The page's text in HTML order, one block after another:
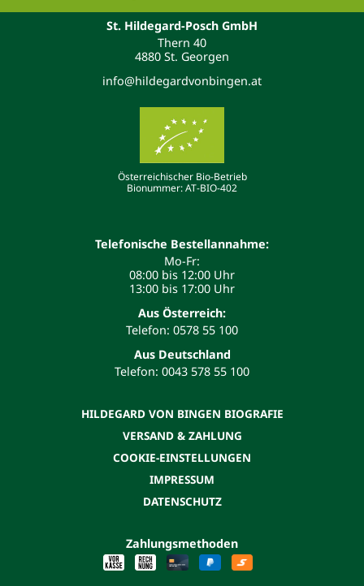
St. Hildegard-Posch GmbH
Thern 40
4880 St. Georgen
info@hildegardvonbingen.at
Österreichischer Bio-Betrieb
Bionummer: AT-BIO-402
Telefonische Bestellannahme:
Mo-Fr:
08:00 bis 12:00 Uhr
13:00 bis 17:00 Uhr
Aus Österreich:
Telefon: 0578 55 100
Aus Deutschland
Telefon: 0043 578 55 100
HILDEGARD VON BINGEN BIOGRAFIE
VERSAND & ZAHLUNG
COOKIE-EINSTELLUNGEN
IMPRESSUM
DATENSCHUTZ
Zahlungsmethoden